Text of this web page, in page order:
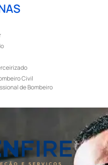
Civil
de Bombeiro
Socorros